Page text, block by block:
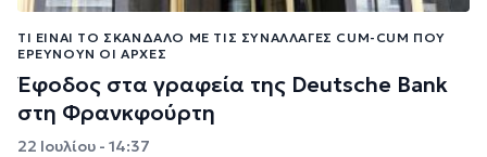
ΤΙ ΕΊΝΑΙ ΤΟ ΣΚΆΝΔΑΛΟ ΜΕ ΤΙΣ ΣΥΝΑΛΛΑΓΈΣ CUM-CUM ΠΟΥ
ΕΡΕΥΝΟΎΝ ΟΙ ΑΡΧΈΣ
Έφοδος στα γραφεία της Deutsche Bank
στη Φρανκφούρτη
22 Ιουλίου - 14:37